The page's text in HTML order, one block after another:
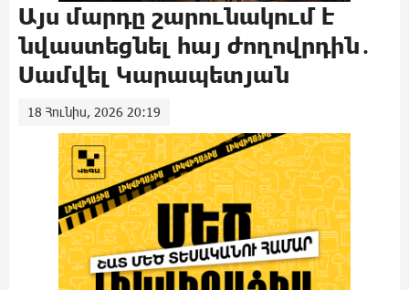
Այս մարդը շարունակում է
նվաստեցնել հայ ժողովրդին․
Սամվել Կարապետյան
18 Հունիս, 2026 20:19